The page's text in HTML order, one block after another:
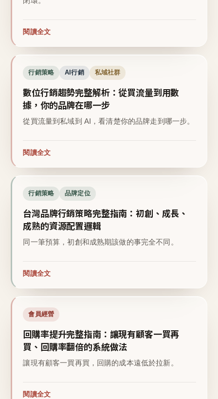
閱讀全文
行銷策略 AI行銷 私域社群
數位行銷趨勢完整解析：從買流量到用數
據，你的品牌在哪一步
從買流量到私域到 AI，看清楚你的品牌走到哪一步。
閱讀全文
行銷策略 品牌定位
台灣品牌行銷策略完整指南：初創、成長、
成熟的資源配置邏輯
同一筆預算，初創和成熟期該做的事完全不同。
閱讀全文
會員經營
回購率提升完整指南：讓現有顧客一買再
買、回購率翻倍的系統做法
讓現有顧客一買再買，回購的成本遠低於拉新。
閱讀全文